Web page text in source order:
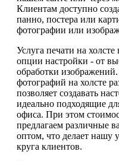
Клиентам доступно
панно, постера или
фотографии или
Услуга печати на
опции настройки - от
обработки
фотографий на холсте
позволяет создавать
идеально подходящие
офиса. При этом
предлагаем различные
оптом, что делает нашу
круга клиентов.